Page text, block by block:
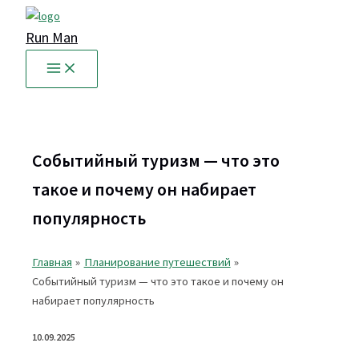
Перейти
содержимому
Run Man
Событийный туризм — что это
такое и почему он набирает
популярность
Главная
Планирование путешествий
Событийный туризм — что это такое и почему он
набирает популярность
10.09.2025